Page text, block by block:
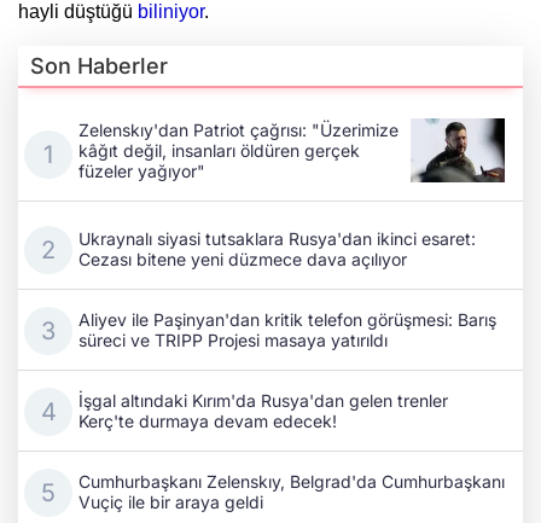
hayli düştüğü biliniyor.
Son Haberler
Zelenskıy'dan Patriot çağrısı: "Üzerimize
kâğıt değil, insanları öldüren gerçek
füzeler yağıyor"
Ukraynalı siyasi tutsaklara Rusya'dan ikinci esaret:
Cezası bitene yeni düzmece dava açılıyor
Aliyev ile Paşinyan'dan kritik telefon görüşmesi: Barış
süreci ve TRIPP Projesi masaya yatırıldı
İşgal altındaki Kırım'da Rusya'dan gelen trenler
Kerç'te durmaya devam edecek!
Cumhurbaşkanı Zelenskıy, Belgrad'da Cumhurbaşkanı
Vuçiç ile bir araya geldi